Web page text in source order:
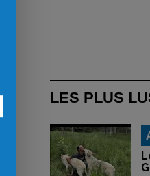
LES PLUS